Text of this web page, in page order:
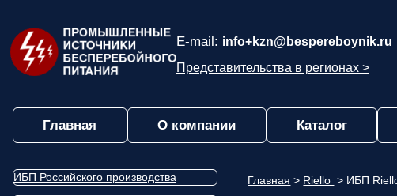
E-mail: info+kzn@bespereboynik.ru
Представительства в регионах >
Главная О компании Каталог
ИБП Российского производства Главная > Riello > ИБП